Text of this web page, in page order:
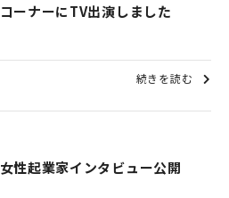
コーナーにTV出演しました
続きを読む
女性起業家インタビュー公開